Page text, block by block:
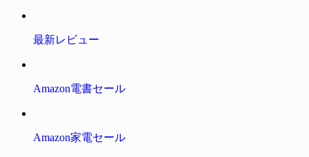
最新レビュー
Amazon電書セール
Amazon家電セール